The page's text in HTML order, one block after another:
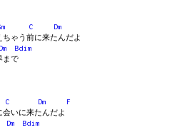
C
Dm
ゃう前に来たんだよ
Dm
Bdim
まで
C Dm
F
いに来たんだよ
Dm
Bdim